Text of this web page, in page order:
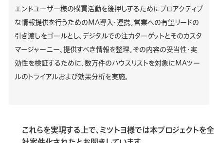
エンドユーザー様の購買活動を後押しするためにプロアクティブ
な情報提供を行うためのMA導入・連携。営業への有望リードの
引き渡しをゴールとし、デジタルでの注力ターゲットとそのカスタ
マージャーニー、提供すべき情報を整理。その内容の妥当性・実
効性を検証するために、数万件のハウスリストを対象にMAツー
ルのトライアルおよび効果分析を実施。
これらを実現する上で、ミツトヨ様では本プロジェクトを全